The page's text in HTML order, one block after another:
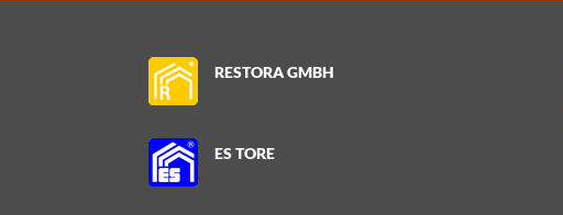
RESTORA GMBH
ES TORE